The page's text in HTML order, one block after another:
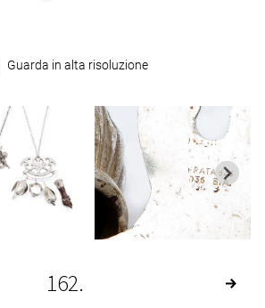
Guarda in alta risoluzione
162